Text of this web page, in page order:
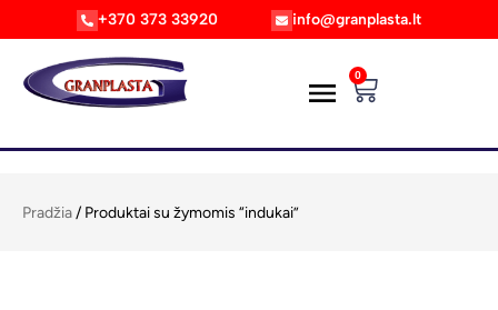
+370 373 33920 info@granplasta.lt
0
Pradžia/ Produktai su žymomis “indukai”